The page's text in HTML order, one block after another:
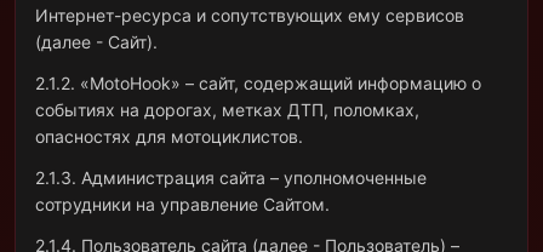
Интернет-ресурса и сопутствующих ему сервисов
(далее - Сайт).
2.1.2. «MotoHook» – сайт, содержащий информацию о
событиях на дорогах, метках ДТП, поломках,
опасностях для мотоциклистов.
2.1.3. Администрация сайта – уполномоченные
сотрудники на управление Сайтом.
2.1.4. Пользователь сайта (далее - Пользователь) –